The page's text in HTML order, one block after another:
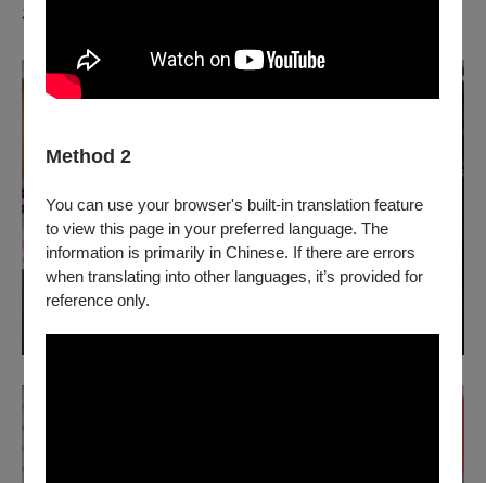
Method 2
You can use your browser's built-in translation feature
to view this page in your preferred language. The
information is primarily in Chinese. If there are errors
when translating into other languages, it’s provided for
reference only.
在這裡完成屬於你的勇者試煉吧！